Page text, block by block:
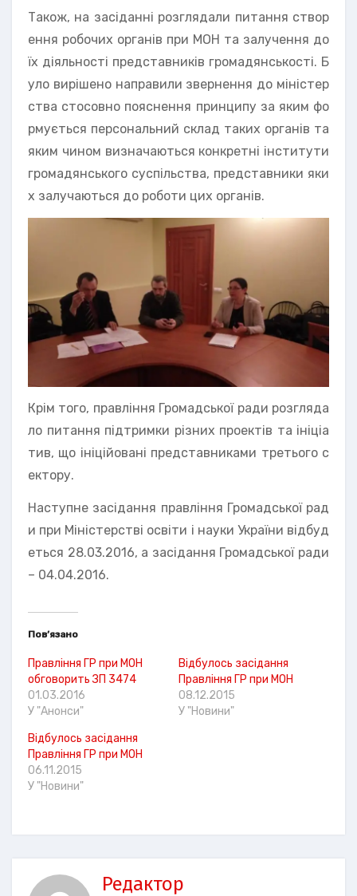
Також, на засіданні розглядали питання створ
ення робочих органів при МОН та залучення до
їх діяльності представників громадянськості. Б
уло вирішено направили звернення до міністер
ства стосовно пояснення принципу за яким фо
рмується персональний склад таких органів та
яким чином визначаються конкретні інститути
громадянського суспільства, представники яки
х залучаються до роботи цих органів.
Крім того, правління Громадської ради розгляда
ло питання підтримки різних проектів та ініціа
тив, що ініційовані представниками третього с
ектору.
Наступне засідання правління Громадської рад
и при Міністерстві освіти і науки України відбуд
еться 28.03.2016, а засідання Громадської ради
– 04.04.2016.
Пов’язано
Правління ГР при МОН
обговорить ЗП 3474
01.03.2016
У "Анонси"
Відбулось засідання
Правління ГР при МОН
08.12.2015
У "Новини"
Відбулось засідання
Правління ГР при МОН
06.11.2015
У "Новини"
Редактор